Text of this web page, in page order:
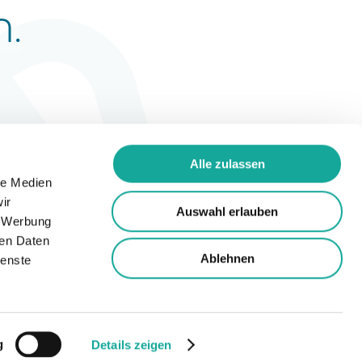
Medien
Daten
Details zeigen
Alle zulassen
Auswahl erlauben
Ablehnen